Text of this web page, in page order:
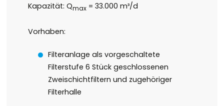
Kapazität: Qmax = 33.000 m³/d
Vorhaben:
Filteranlage als vorgeschaltete
Filterstufe 6 Stück geschlossenen
Zweischichtfiltern und zugehöriger
Filterhalle